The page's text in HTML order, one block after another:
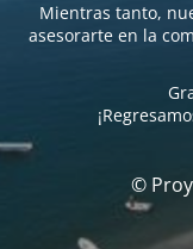
Mientras tanto,
asesorarte en la
©